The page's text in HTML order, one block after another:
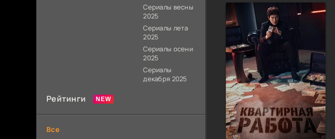
Сериалы весны
2025
Сериалы лета
2025
Сериалы осени
2025
Сериалы
декабря 2025
Рейтинги
Все